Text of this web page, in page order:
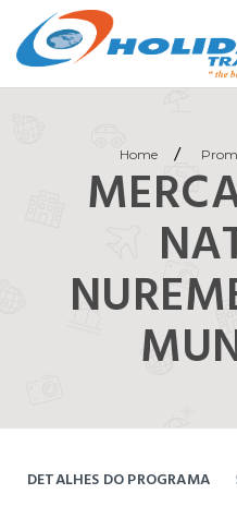
Home /
DETALHES DO PROGRAMA